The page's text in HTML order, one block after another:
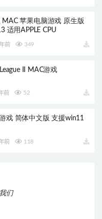
苹果电脑游戏 原生版
适用APPLE CPU
前 349
King’s League II MAC游戏
前 52
戏 简体中文版 支援win11
前 118
们